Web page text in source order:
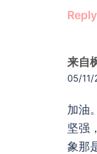
Reply
来自
05/11/
加油
坚强
象那